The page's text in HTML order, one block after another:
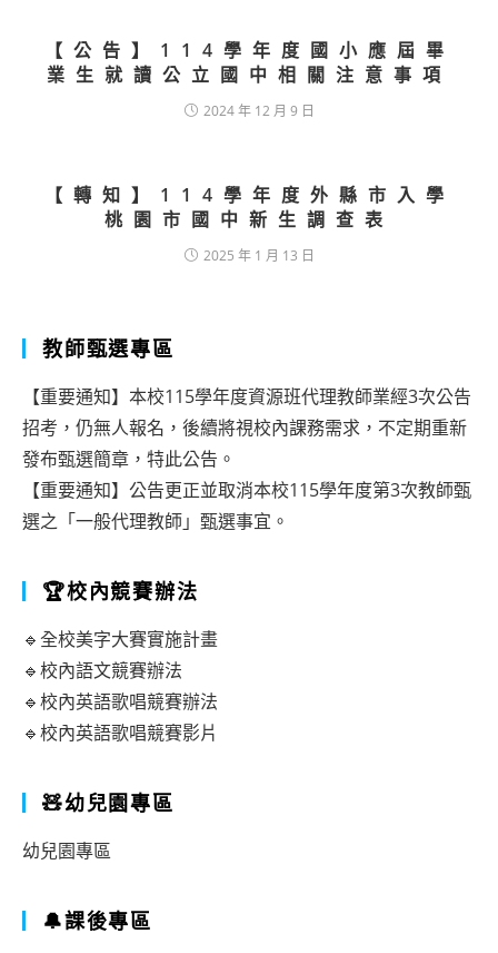
【公告】114學年度國小應屆畢
業生就讀公立國中相關注意事項
2024 年 12 月 9 日
【轉知】114學年度外縣市入學
桃園市國中新生調查表
2025 年 1 月 13 日
教師甄選專區
【重要通知】本校115學年度資源班代理教師業經3次公告
招考，仍無人報名，後續將視校內課務需求，不定期重新
發布甄選簡章，特此公告。
【重要通知】公告更正並取消本校115學年度第3次教師甄
選之「一般代理教師」甄選事宜。
🏆校內競賽辦法
🔹全校美字大賽實施計畫
🔹校內語文競賽辦法
🔹校內英語歌唱競賽辦法
🔹校內英語歌唱競賽影片
🧸幼兒園專區
幼兒園專區
🔔課後專區